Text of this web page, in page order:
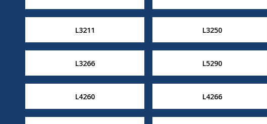
L3211 L3250
L3266 L5290
L4260 L4266